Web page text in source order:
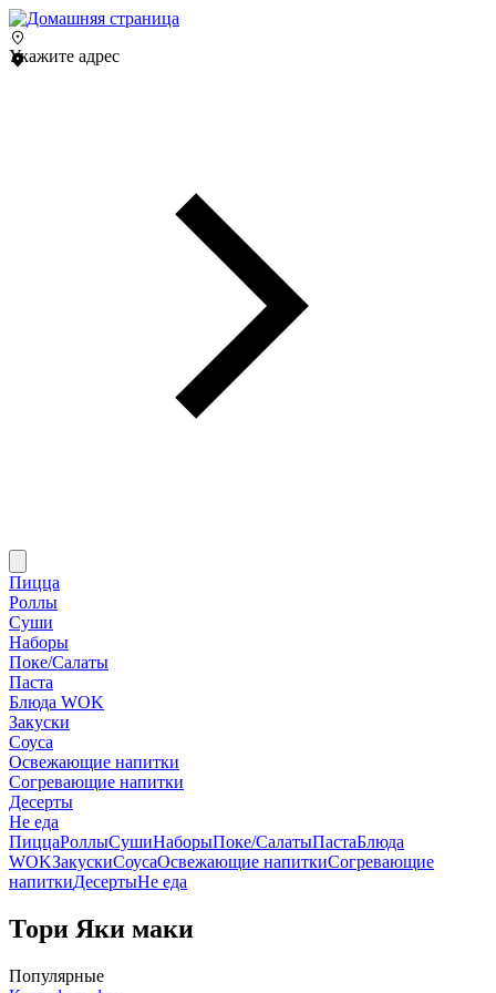
Укажите адрес
Пицца
Роллы
Суши
Наборы
Поке/Салаты
Паста
Блюда WOK
Закуски
Соуса
Освежающие напитки
Согревающие напитки
Десерты
Не еда
ПиццаРоллыСушиНаборыПоке/СалатыПастаБлюда
WOKЗакускиСоусаОсвежающие напиткиСогревающие
напиткиДесертыНе еда
Тори Яки маки
Популярные